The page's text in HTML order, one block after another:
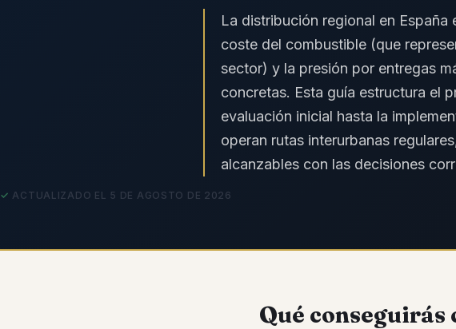
La distribución regional en
coste del combustible (que
sector) y la presión por entregas
concretas. Esta guía estructura el
evaluación inicial hasta la
operan rutas interurbanas
alcanzables con las decisiones
ACTUALIZADO EL 5 DE AGOSTO DE 2026
Qué conseguirás